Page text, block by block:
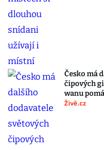
Česko má
čipových
wanu
Živě.cz